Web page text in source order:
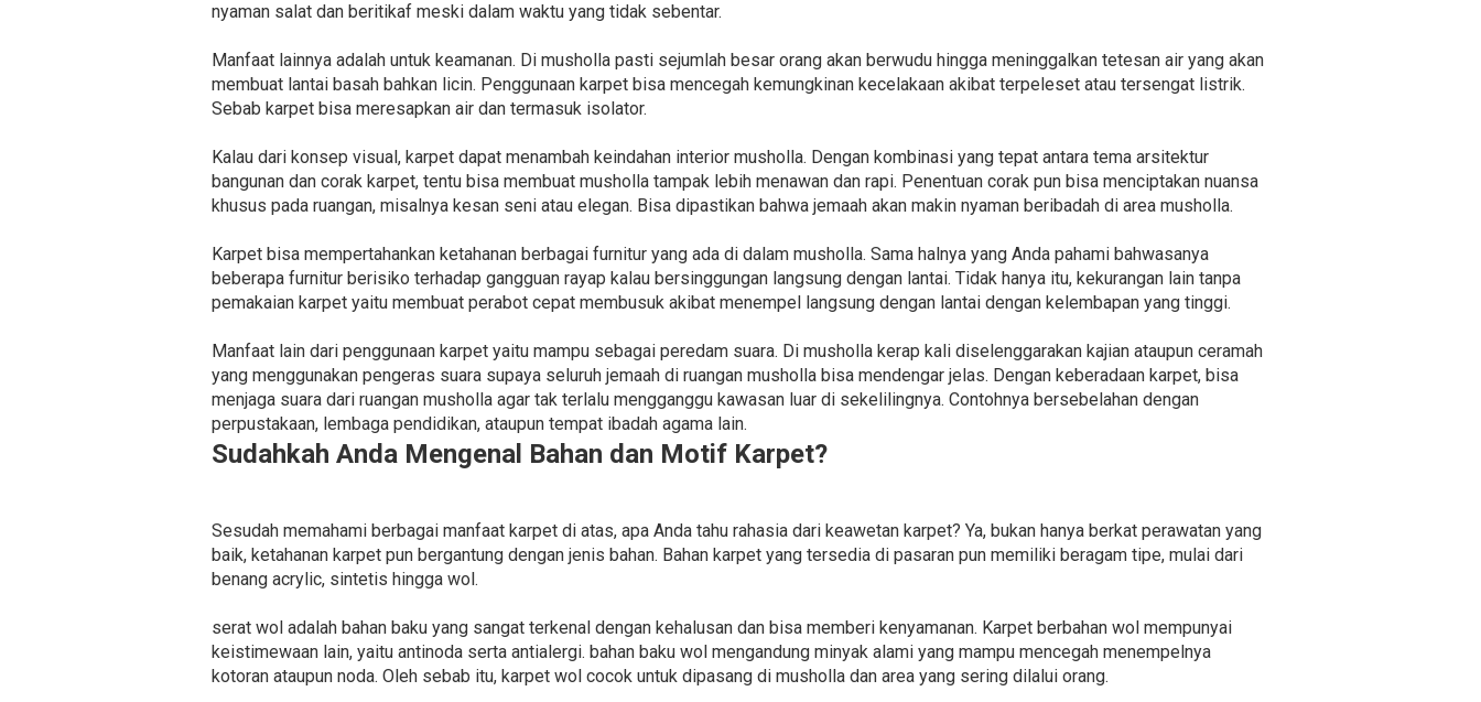
nyaman salat dan beritikaf meski dalam waktu yang tidak sebentar.
Manfaat lainnya adalah untuk keamanan. Di musholla pasti sejumlah besar orang akan berwudu hingga meninggalkan tetesan air yang akan
membuat lantai basah bahkan licin. Penggunaan karpet bisa mencegah kemungkinan kecelakaan akibat terpeleset atau tersengat listrik.
Sebab karpet bisa meresapkan air dan termasuk isolator.
Kalau dari konsep visual, karpet dapat menambah keindahan interior musholla. Dengan kombinasi yang tepat antara tema arsitektur
bangunan dan corak karpet, tentu bisa membuat musholla tampak lebih menawan dan rapi. Penentuan corak pun bisa menciptakan nuansa
khusus pada ruangan, misalnya kesan seni atau elegan. Bisa dipastikan bahwa jemaah akan makin nyaman beribadah di area musholla.
Karpet bisa mempertahankan ketahanan berbagai furnitur yang ada di dalam musholla. Sama halnya yang Anda pahami bahwasanya
beberapa furnitur berisiko terhadap gangguan rayap kalau bersinggungan langsung dengan lantai. Tidak hanya itu, kekurangan lain tanpa
pemakaian karpet yaitu membuat perabot cepat membusuk akibat menempel langsung dengan lantai dengan kelembapan yang tinggi.
Manfaat lain dari penggunaan karpet yaitu mampu sebagai peredam suara. Di musholla kerap kali diselenggarakan kajian ataupun ceramah
yang menggunakan pengeras suara supaya seluruh jemaah di ruangan musholla bisa mendengar jelas. Dengan keberadaan karpet, bisa
menjaga suara dari ruangan musholla agar tak terlalu mengganggu kawasan luar di sekelilingnya. Contohnya bersebelahan dengan
perpustakaan, lembaga pendidikan, ataupun tempat ibadah agama lain.
Sudahkah Anda Mengenal Bahan dan Motif Karpet?
Sesudah memahami berbagai manfaat karpet di atas, apa Anda tahu rahasia dari keawetan karpet? Ya, bukan hanya berkat perawatan yang
baik, ketahanan karpet pun bergantung dengan jenis bahan. Bahan karpet yang tersedia di pasaran pun memiliki beragam tipe, mulai dari
benang acrylic, sintetis hingga wol.
serat wol adalah bahan baku yang sangat terkenal dengan kehalusan dan bisa memberi kenyamanan. Karpet berbahan wol mempunyai
keistimewaan lain, yaitu antinoda serta antialergi. bahan baku wol mengandung minyak alami yang mampu mencegah menempelnya
kotoran ataupun noda. Oleh sebab itu, karpet wol cocok untuk dipasang di musholla dan area yang sering dilalui orang.